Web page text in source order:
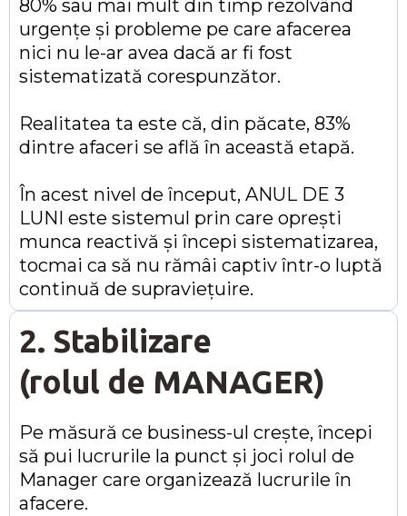
80% sau mai mult din timp rezolvând
urgențe și probleme pe care afacerea
nici nu le-ar avea dacă ar fi fost
sistematizată corespunzător.
Realitatea ta este că, din păcate, 83%
dintre afaceri se află în această etapă.
În acest nivel de început, ANUL DE 3
LUNI este sistemul prin care oprești
munca reactivă și începi sistematizarea,
tocmai ca să nu rămâi captiv într-o luptă
continuă de supraviețuire.
2. Stabilizare
(rolul de MANAGER)
Pe măsură ce business-ul crește, începi
să pui lucrurile la punct și joci rolul de
Manager care organizează lucrurile în
afacere.